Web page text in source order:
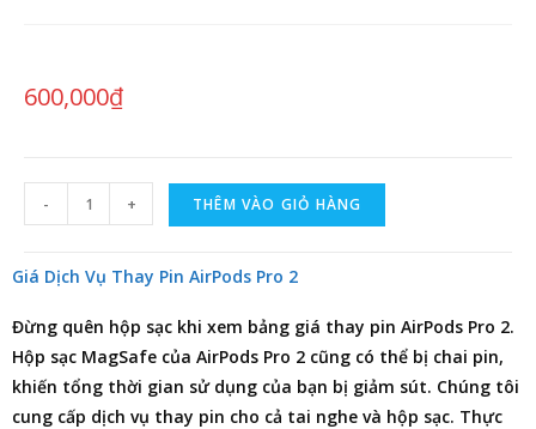
600,000₫
- + THÊM VÀO GIỎ HÀNG
Giá Dịch Vụ Thay Pin AirPods Pro 2
Đừng quên hộp sạc khi xem bảng giá thay pin AirPods Pro 2.
Hộp sạc MagSafe của AirPods Pro 2 cũng có thể bị chai pin,
khiến tổng thời gian sử dụng của bạn bị giảm sút. Chúng tôi
cung cấp dịch vụ thay pin cho cả tai nghe và hộp sạc. Thực